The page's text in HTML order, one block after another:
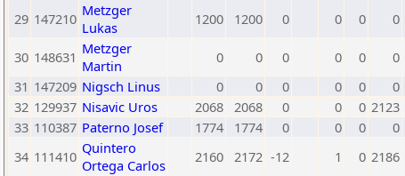
29 147210 Metzger
Lukas
1200 1200 0 0 0 0
30 148631 Metzger
Martin
0 0 0 0 0 0
31 147209 Nigsch Linus 0 0 0 0 0 0
32 129937 Nisavic Uros 2068 2068 0 0 0 2123
33 110387 Paterno Josef 1774 1774 0 0 0 0
34 111410 Quintero
Ortega Carlos
2160 2172 -12 1 0 2186